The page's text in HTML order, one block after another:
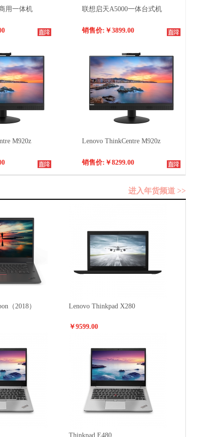
用一体机 联想启天A5000一体台式机
销售价: ￥3899.00
M920z Lenovo ThinkCentre M920z
销售价: ￥8299.00
（2018） Lenovo Thinkpad X280
￥9599.00
Thinkpad E480
进入年货频道 >>